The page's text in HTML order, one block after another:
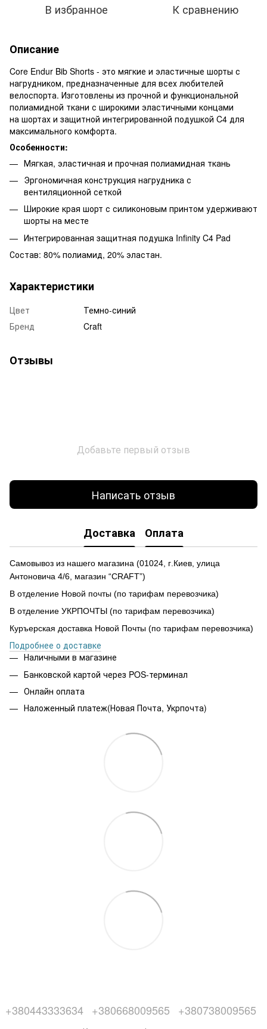
В избранное К сравнению
Описание
Core Endur Bib Shorts - это мягкие и эластичные шорты с
нагрудником, предназначенные для всех любителей
велоспорта. Изготовлены из прочной и функциональной
полиамидной ткани с широкими эластичными концами
на шортах и защитной интегрированной подушкой C4 для
максимального комфорта.
Особенности:
Мягкая, эластичная и прочная полиамидная ткань
Эргономичная конструкция нагрудника с
вентиляционной сеткой
Широкие края шорт с силиконовым принтом удерживают
шорты на месте
Интегрированная защитная подушка Infinity C4 Pad
Состав: 80% полиамид, 20% эластан.
Характеристики
Цвет
Темно-синий
Бренд
Craft
Отзывы
Добавьте первый отзыв
Написать отзыв
Доставка Оплата
Самовывоз из нашего магазина (01024, г .Киев, улица
Антоновича 4/6, магазин “CRAFT”)
В отделение Новой почты (по тарифам перевозчика)
В отделение УКРПОЧТЫ (по тарифам перевозчика)
Куръерская доставка Новой Почты (по тарифам перевозчика)
Подробнее о доставке
Наличными в магазине
Банковской картой через POS-терминал
Онлайн оплата
Наложенный платеж(Новая Почта, Укрпочта)
+380443333634 +380668009565 +380738009565